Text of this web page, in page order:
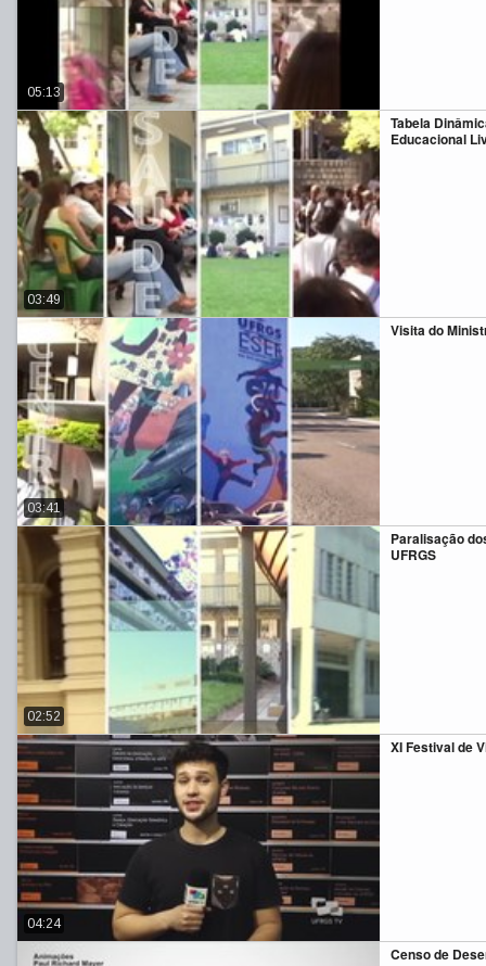
05:13
Tabela
Educacional
03:49
Visita do
03:41
Paralisação
UFRGS
02:52
XI Festival de
04:24
Censo de